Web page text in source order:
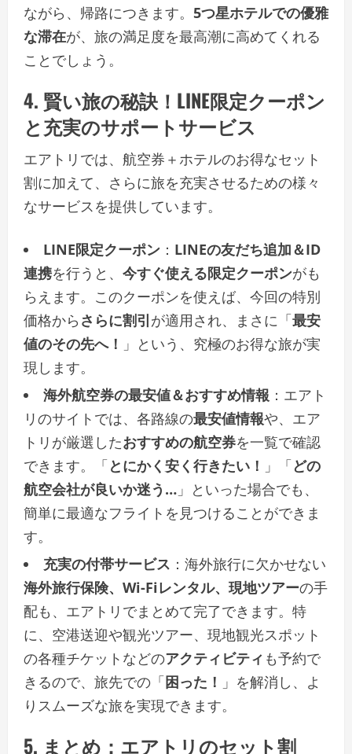
ながら、帰路につきます。 5つ星ホテルでの優雅
な滞在が、旅の満足度を最高潮に高めてくれる
ことでしょう。
4. 賢い旅の秘訣！LINE限定クーポン
と充実のサポートサービス
エアトリでは、航空券＋ホテルのお得なセット
割に加えて、さらに旅を充実させるための様々
なサービスを提供しています。
LINE限定クーポン ： LINEの友だち追加＆ID
連携を行うと、 今すぐ使える限定クーポンがも
らえます。このクーポンを使えば、今回の特別
価格から さらに割引が適用され、まさに「最安
値のその先へ！ 」という、究極のお得な旅が実
現します。
海外航空券の最安値＆おすすめ情報 ：エアト
リのサイトでは、各路線の最安値情報や、エア
トリが厳選したおすすめの航空券を一覧で確認
できます。「とにかく安く行きたい！ 」「どの
航空会社が良いか迷う… 」といった場合でも、
簡単に最適なフライトを見つけることができま
す。
充実の付帯サービス ：海外旅行に欠かせない
海外旅行保険、Wi-Fiレンタル、現地ツアーの手
配も、エアトリでまとめて完了できます。特
に、空港送迎や観光ツアー、現地観光スポット
の各種チケットなどのアクティビティ も予約で
きるので、旅先での「困った！ 」を解消し、よ
りスムーズな旅を実現できます。
5. まとめ：エアトリのセット割